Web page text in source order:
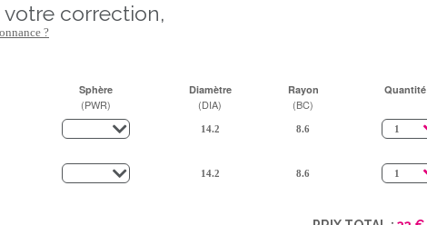
Nouveau client ?
votre correction,
?
Sphère
(PWR)
Diamètre
(DIA)
Rayon
(BC)
Quantité